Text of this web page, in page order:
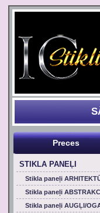
Preces
STIKLA PANEĻI
Stikla paneļi
Stikla paneļi
Stikla paneļi AUGĻI/